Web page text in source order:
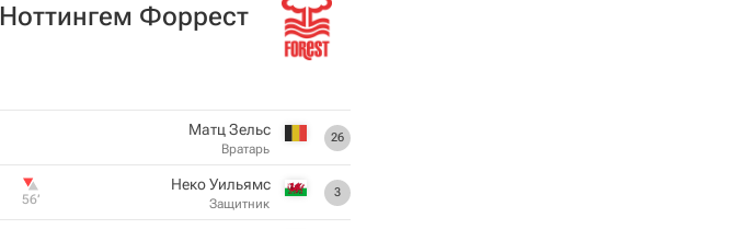
Ноттингем Форрест
26
Матц Зельс
Вратарь
3
Неко Уильямс
Защитник
56‎’‎